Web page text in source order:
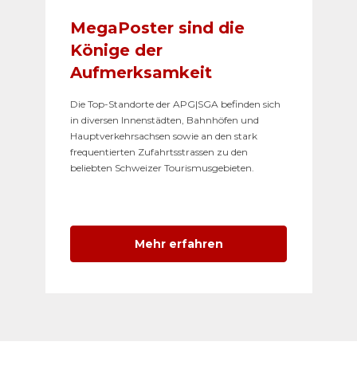
MegaPoster sind die
Könige der
Aufmerksamkeit
Die Top-Standorte der APG|SGA befinden sich
in diversen Innenstädten, Bahnhöfen und
Hauptverkehrsachsen sowie an den stark
frequentierten Zufahrtsstrassen zu den
beliebten Schweizer Tourismusgebieten.
Mehr erfahren